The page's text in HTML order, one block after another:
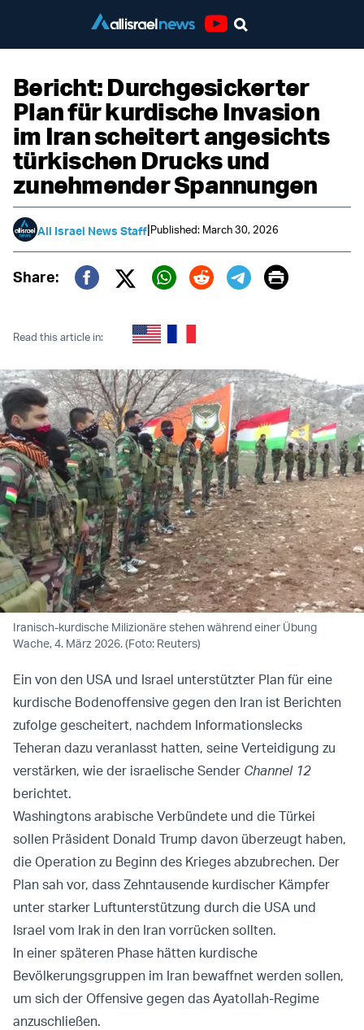
Bericht: Durchgesickerter
Plan für kurdische Invasion
im Iran scheitert angesichts
türkischen Drucks und
zunehmender Spannungen
All Israel News Staff|Published: March 30, 2026
Share:
Twitter (X)
Print
Read this article in:
Iranisch-kurdische Milizionäre stehen während einer Übung
Wache, 4. März 2026. (Foto: Reuters)
Ein von den USA und Israel unterstützter Plan für eine
kurdische Bodenoffensive gegen den Iran ist Berichten
zufolge gescheitert, nachdem Informationslecks
Teheran dazu veranlasst hatten, seine Verteidigung zu
verstärken, wie der israelische Sender Channel 12
berichtet.
Washingtons arabische Verbündete und die Türkei
sollen Präsident Donald Trump davon überzeugt haben,
die Operation zu Beginn des Krieges abzubrechen. Der
Plan sah vor, dass Zehntausende kurdischer Kämpfer
unter starker Luftunterstützung durch die USA und
Israel vom Irak in den Iran vorrücken sollten.
In einer späteren Phase hätten kurdische
Bevölkerungsgruppen im Iran bewaffnet werden sollen,
um sich der Offensive gegen das Ayatollah-Regime
anzuschließen.